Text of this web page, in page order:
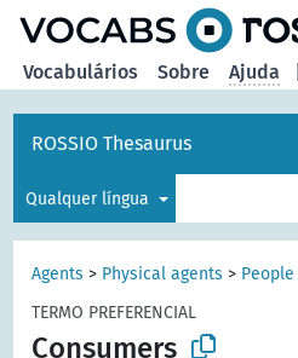
Vocabulários Sobre Ajuda
ROSSIO Thesaurus
Qualquer língua
Agents > Physical agents > People
TERMO PREFERENCIAL
Consumers